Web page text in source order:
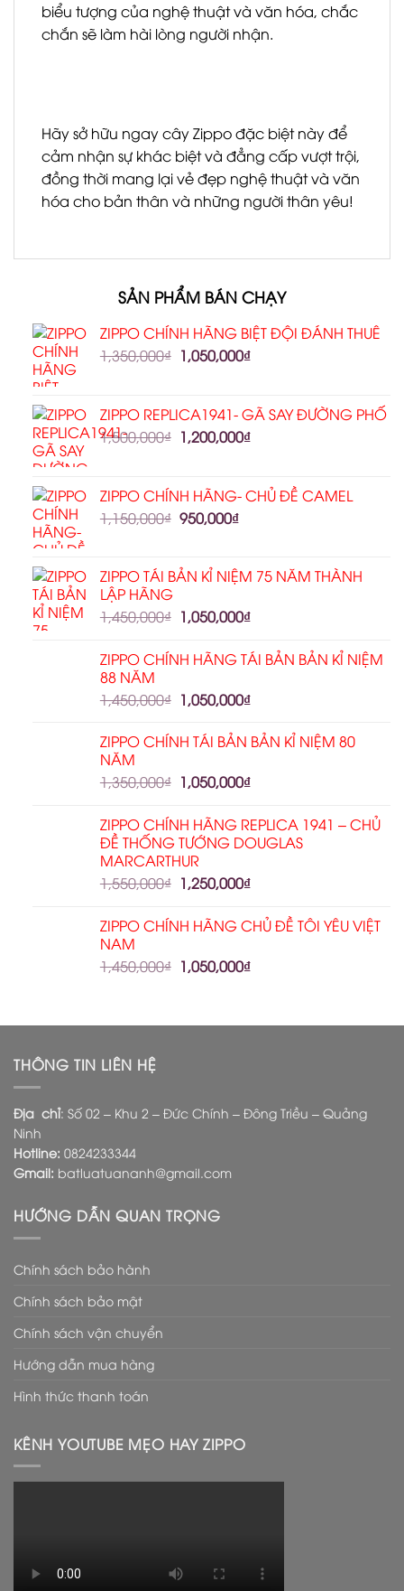
biểu tượng của nghệ thuật và văn hóa, chắc
chắn sẽ làm hài lòng người nhận.
Hãy sở hữu ngay cây Zippo đặc biệt này để
cảm nhận sự khác biệt và đẳng cấp vượt trội,
đồng thời mang lại vẻ đẹp nghệ thuật và văn
hóa cho bản thân và những người thân yêu!
SẢN PHẨM BÁN CHẠY
ZIPPO CHÍNH HÃNG BIỆT ĐỘI ĐÁNH THUÊ
1,350,000₫ 1,050,000₫
ZIPPO REPLICA1941- GÃ SAY ĐƯỜNG PHỐ
1,500,000₫ 1,200,000₫
ZIPPO CHÍNH HÃNG- CHỦ ĐỀ CAMEL
1,150,000₫ 950,000₫
ZIPPO TÁI BẢN KỈ NIỆM 75 NĂM THÀNH
LẬP HÃNG
1,450,000₫ 1,050,000₫
ZIPPO CHÍNH HÃNG TÁI BẢN BẢN KỈ NIỆM
88 NĂM
1,450,000₫ 1,050,000₫
ZIPPO CHÍNH TÁI BẢN BẢN KỈ NIỆM 80
NĂM
1,350,000₫ 1,050,000₫
ZIPPO CHÍNH HÃNG REPLICA 1941 – CHỦ
ĐỀ THỐNG TƯỚNG DOUGLAS
MARCARTHUR
1,550,000₫ 1,250,000₫
ZIPPO CHÍNH HÃNG CHỦ ĐỀ TÔI YÊU VIỆT
NAM
1,450,000₫ 1,050,000₫
THÔNG TIN LIÊN HỆ
Địa chỉ: Số 02 – Khu 2 – Đức Chính – Đông Triều – Quảng
Ninh
Hotline: 0824233344
Gmail: batluatuananh@gmail.com
HƯỚNG DẪN QUAN TRỌNG
Chính sách bảo hành
Chính sách bảo mật
Chính sách vận chuyển
Hướng dẫn mua hàng
Hình thức thanh toán
KÊNH YOUTUBE MẸO HAY ZIPPO